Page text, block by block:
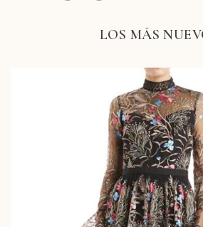
LOS MÁS